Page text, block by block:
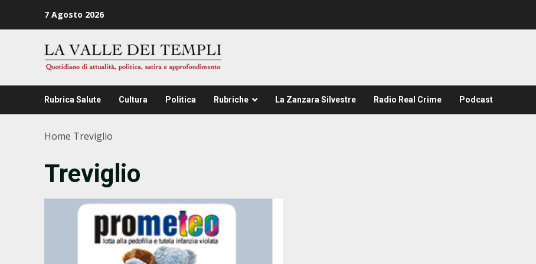
7 Agosto 2026
Rubrica Salute Cultura Politica Rubriche La Zanzara Silvestre Radio Real Crime Podcast
Home Treviglio
Treviglio